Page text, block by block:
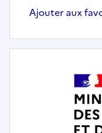
Ajouter aux